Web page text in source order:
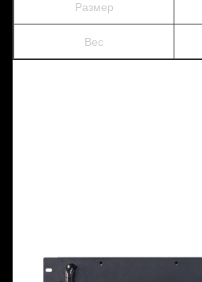
Размер
Вес